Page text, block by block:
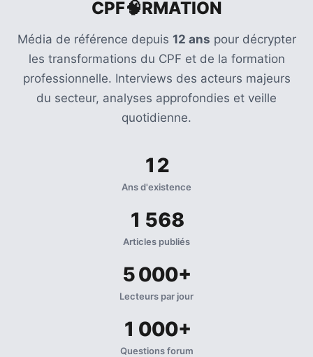
CPF🧠RMATION
Média de référence depuis 12 ans pour décrypter
les transformations du CPF et de la formation
professionnelle. Interviews des acteurs majeurs
du secteur, analyses approfondies et veille
quotidienne.
12
Ans d'existence
1 568
Articles publiés
5 000+
Lecteurs par jour
1 000+
Questions forum